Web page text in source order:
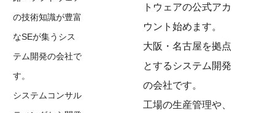
の技術知識が豊富
なSEが集うシス
テム開発の会社で
す。
システムコンサル
トウェアの公式アカ
ウント始めます。
大阪・名古屋を拠点
とするシステム開発
の会社です。
工場の生産管理や、